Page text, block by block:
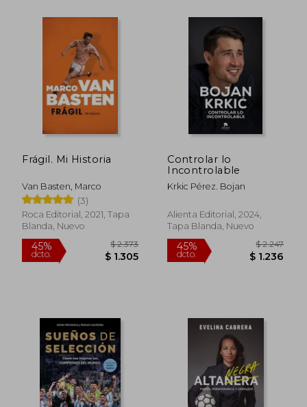
45% 45%
dcto.
Frágil. Mi Historia
Van Basten, Marco
(3)
Roca Editorial, 2021, Tapa
Blanda, Nuevo
Controlar lo
Incontrolable
Krkic Pérez. Bojan
Alienta Editorial, 2024,
Tapa Blanda, Nuevo